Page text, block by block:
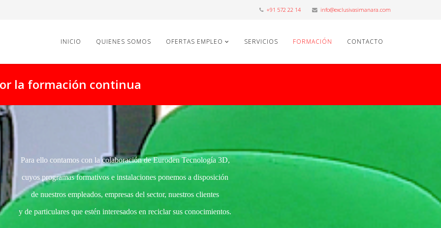
+91 572 22 14 info@exclusivasimanara.com
INICIO QUIENES SOMOS OFERTAS EMPLEO SERVICIOS FORMACIÓN CONTACTO
la formación continua
Para ello contamos con la colaboración de Euroden Tecnología 3D,
cuyos programas formativos e instalaciones ponemos a disposición
de nuestros empleados, empresas del sector, nuestros clientes
y de particulares que estén interesados en reciclar sus conocimientos.